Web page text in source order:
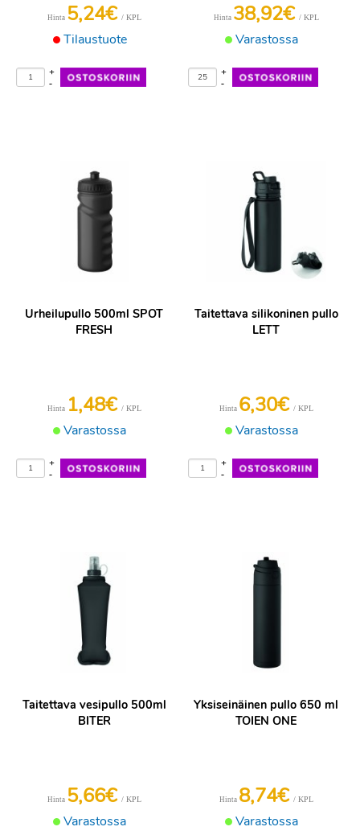
Tilaustuote
Hinta 5,24€ / KPL
-
+
Varastossa
Hinta 38,92€ / KPL
-
+
Urheilupullo 500ml SPOT
FRESH
Varastossa
Hinta 1,48€ / KPL
-
+
Taitettava silikoninen pullo
LETT
Varastossa
Hinta 6,30€ / KPL
-
+
Taitettava vesipullo 500ml
BITER
Varastossa
Hinta 5,66€ / KPL
Yksiseinäinen pullo 650 ml
TOIEN ONE
Varastossa
Hinta 8,74€ / KPL